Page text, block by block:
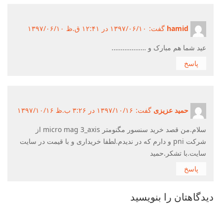
hamid گفت: ۱۳۹۷/۰۶/۱۰ در ۱۲:۴۱ ق.ظ ۱۳۹۷/۰۶/۱۰
عید شما هم مبارک و ……………….
پاسخ
حمید عزیزی گفت: ۱۳۹۷/۱۰/۱۶ در ۳:۲۶ ب.ظ ۱۳۹۷/۱۰/۱۶
سلام.من قصد خرید سنسور مگنومتر micro mag 3_axis از
شرکت pni و دارم که در ندیدم.لطفا خریداری و با قیمت در سایت
سایت.با تشکر.حمید
پاسخ
دیدگاهتان را بنویسید